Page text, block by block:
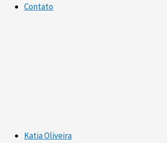
Contato
Katia Oliveira